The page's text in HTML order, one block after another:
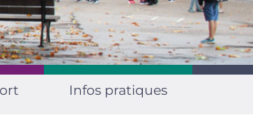
Infos pratiques